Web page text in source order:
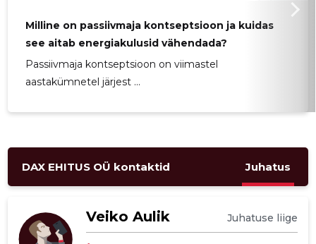
Milline on passiivmaja kontseptsioon ja kuidas
see aitab energiakulusid vähendada?
Passiivmaja kontseptsioon on viimastel
aastakümnetel järjest ...
DAX EHITUS OÜ kontaktid Juhatus
Veiko Aulik Juhatuse liige